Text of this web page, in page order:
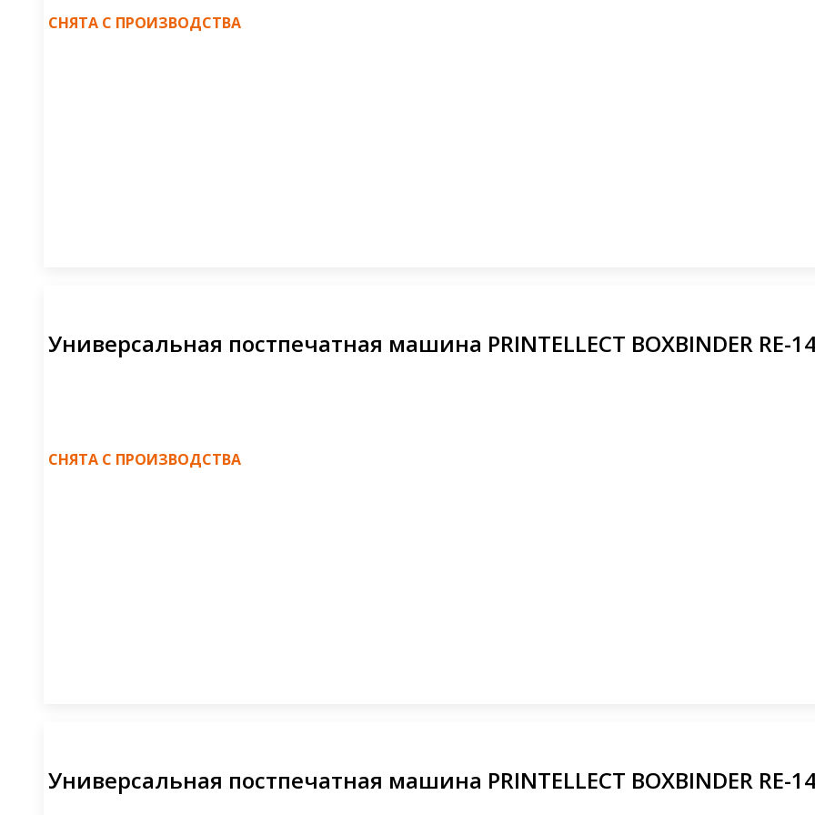
СНЯТА С ПРОИЗВОДСТВА
Универсальная постпечатная машина PRINTELLECT BOXBINDER RE-
СНЯТА С ПРОИЗВОДСТВА
Универсальная постпечатная машина PRINTELLECT BOXBINDER RE-